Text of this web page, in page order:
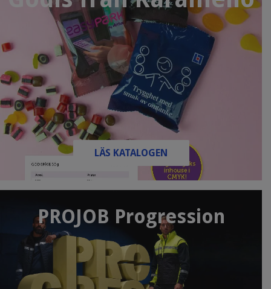
LÄS KATALOGEN
PROJOB Progression